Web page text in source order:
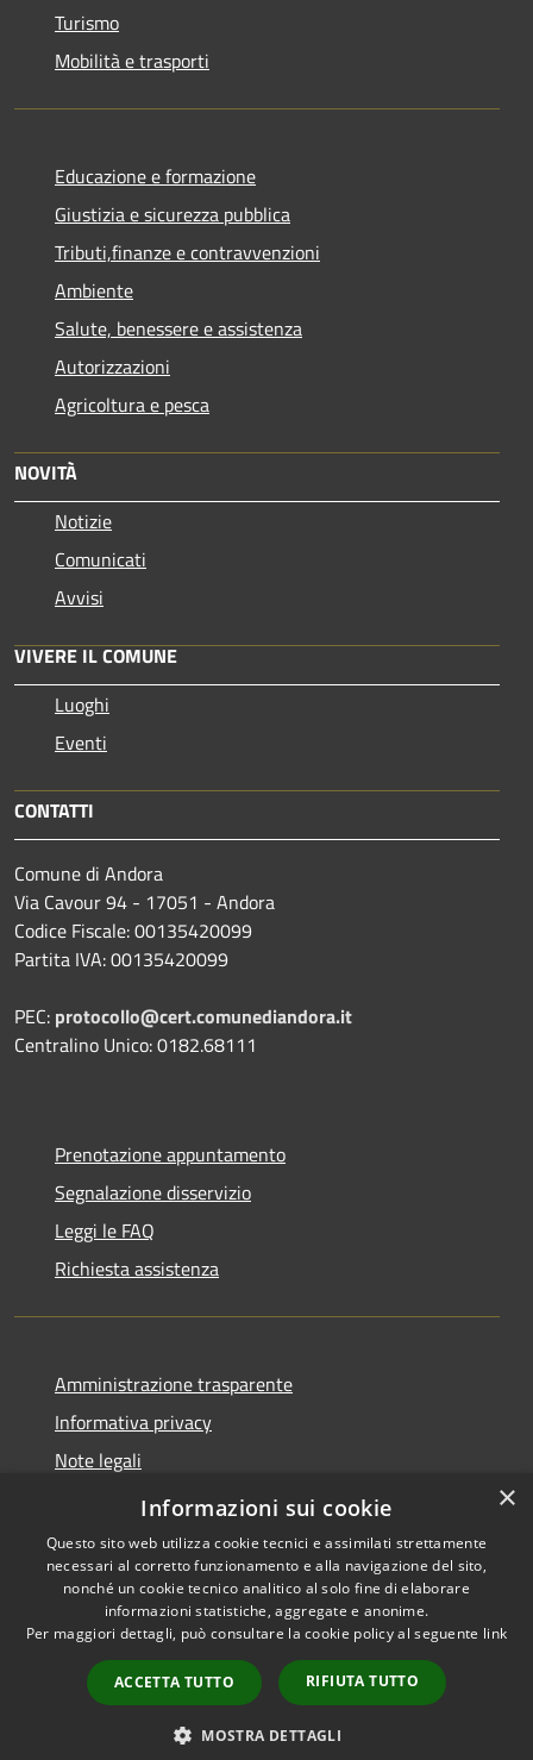
Turismo
Mobilità e trasporti
Educazione e formazione
Giustizia e sicurezza pubblica
Tributi,finanze e contravvenzioni
Ambiente
Salute, benessere e assistenza
Autorizzazioni
Agricoltura e pesca
NOVITÀ
Notizie
Comunicati
Avvisi
VIVERE IL COMUNE
Luoghi
Eventi
CONTATTI
Comune di Andora
Via Cavour 94 - 17051 - Andora
Codice Fiscale: 00135420099
Partita IVA: 00135420099
PEC: protocollo@cert.comunediandora.it
Centralino Unico: 0182.68111
Prenotazione appuntamento
Segnalazione disservizio
Leggi le FAQ
Richiesta assistenza
Amministrazione trasparente
Informativa privacy
Note legali
Dichiarazione di accessibilità
Accessibilità
Copyright © 2026 • Comune di
Andora • Powered by
Municipium•
Accesso
redazione
×
Informazioni sui cookie
Questo sito web utilizza cookie tecnici e assimilati strettamente
necessari al corretto funzionamento e alla navigazione del sito,
nonché un cookie tecnico analitico al solo fine di elaborare
informazioni statistiche, aggregate e anonime.
Per maggiori dettagli, può consultare la cookie policy al seguente link
ACCETTA TUTTO RIFIUTA TUTTO
MOSTRA DETTAGLI